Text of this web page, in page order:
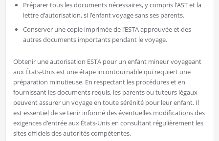
Préparer tous les documents nécessaires, y compris l’AST et la
lettre d’autorisation, si l’enfant voyage sans ses parents.
Conserver une copie imprimée de l’ESTA approuvée et des
autres documents importants pendant le voyage.
Obtenir une autorisation ESTA pour un enfant mineur voyageant
aux États-Unis est une étape incontournable qui requiert une
préparation minutieuse. En respectant les procédures et en
fournissant les documents requis, les parents ou tuteurs légaux
peuvent assurer un voyage en toute sérénité pour leur enfant. Il
est essentiel de se tenir informé des éventuelles modifications des
exigences d’entrée aux États-Unis en consultant régulièrement les
sites officiels des autorités compétentes.